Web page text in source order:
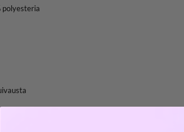
polyesteria